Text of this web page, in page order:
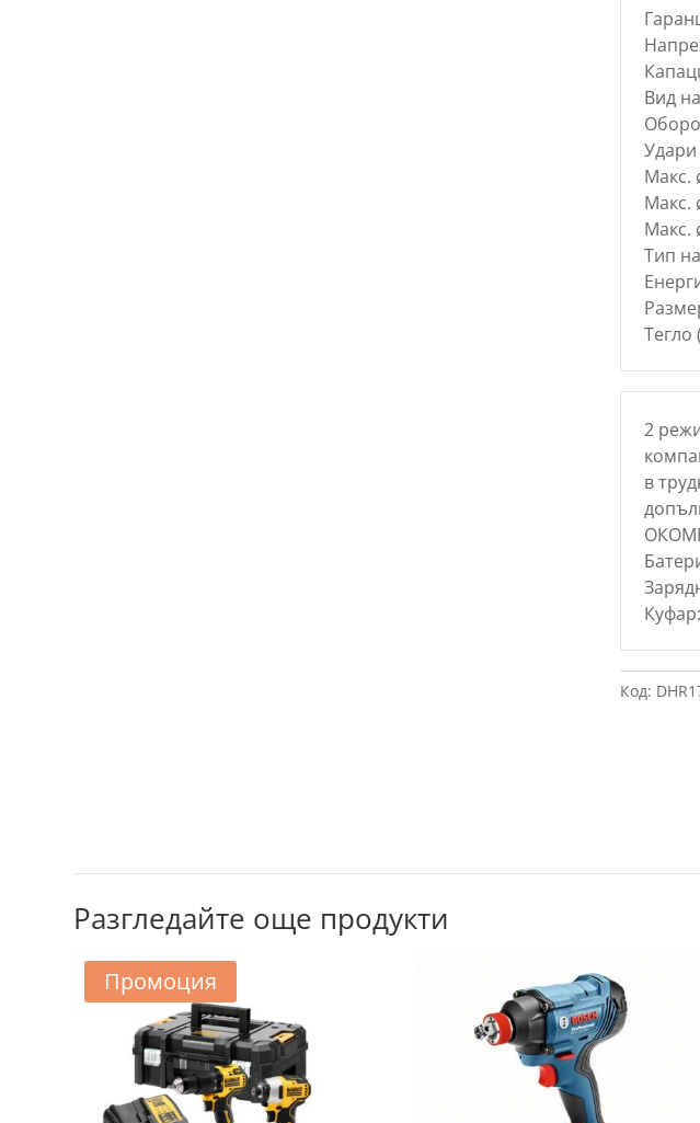
Вид
Удари
Макс.
Макс.
Макс.
Тип
Тегло
2
в
Код:
Разгледайте още продукти
Промоция